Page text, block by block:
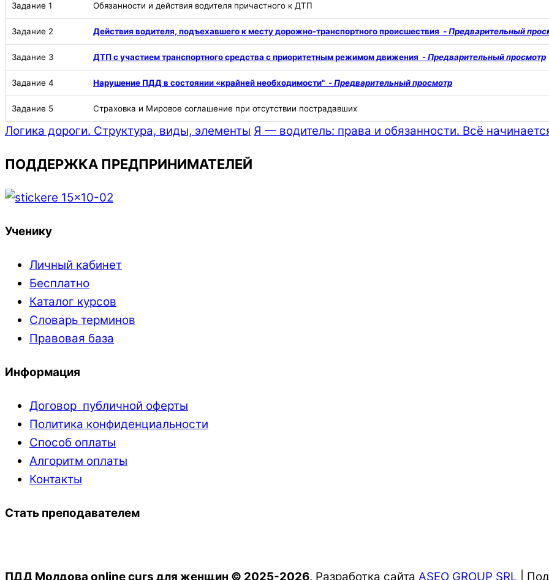
Задание 1 Обязанности и действия водителя причастного к ДТП
Задание 2 Действия водителя, подъехавшего к месту дорожно-транспортного происшествия -Предварительный
Задание 3 ДТП с участием транспортного средства с приоритетным режимом движения -Предварительный просмотр
Задание 4 Нарушение ПДД в состоянии «крайней необходимости" -Предварительный просмотр
Задание 5 Страховка и Мировое соглашение при отсутствии пострадавших
Логика дороги. Структура, виды, элементы Я — водитель: права и обязанности. Всё
ПОДДЕРЖКА ПРЕДПРИНИМАТЕЛЕЙ
Ученику
Личный кабинет
Бесплатно
Каталог курсов
Словарь терминов
Правовая база
Информация
Договор публичной оферты
Политика конфиденциальности
Способ оплаты
Алгоритм оплаты
Контакты
Стать преподавателем
ПДД Молдова online curs для женщин © 2025-2026. Разработка сайта ASEO GROUP SRL |